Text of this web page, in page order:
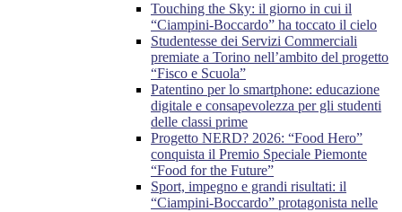
Touching the Sky: il giorno in cui il
“Ciampini-Boccardo” ha toccato il cielo
Studentesse dei Servizi Commerciali
premiate a Torino nell’ambito del progetto
“Fisco e Scuola”
Patentino per lo smartphone: educazione
digitale e consapevolezza per gli studenti
delle classi prime
Progetto NERD? 2026: “Food Hero”
conquista il Premio Speciale Piemonte
“Food for the Future”
Sport, impegno e grandi risultati: il
“Ciampini-Boccardo” protagonista nelle